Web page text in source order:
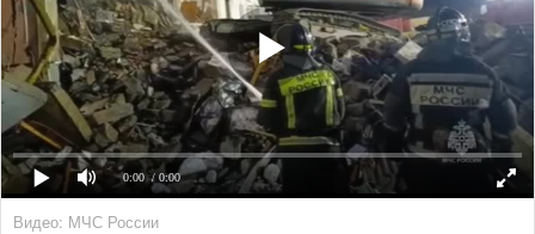
0:00 / 0:00
Видео: МЧС России